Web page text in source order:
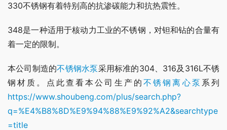
330不锈钢有着特别高的抗渗碳能力和抗热震性。
348是一种适用于核动力工业的不锈钢，对钽和钻的合量有
着一定的限制。
本公司制造的不锈钢水泵采用标准的304、316及316L不锈
钢材质。点此查看本公司生产的 不锈钢离心泵
https://www.shoubeng.com/plus/search.php?
q=%E4%B8%8D%E9%94%88%E9%92%A2&searchtype
=title